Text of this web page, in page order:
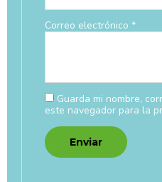
Correo electrónico *
Guarda mi nombre,
este navegador para la